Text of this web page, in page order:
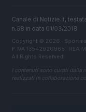
Canale di Notizie.it,
n.68 in data 01/03/2018
Copyright © 2026 ·
P.IVA 13542920965 · REA
All Rights Reserved
I contenuti sono curati dalla
realizzati in collaborazione